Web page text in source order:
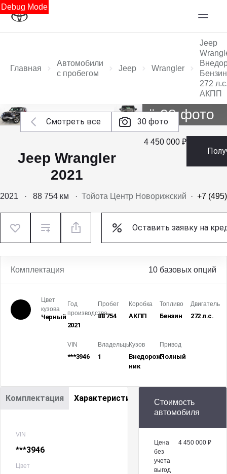
Debug Mode
Главная
Автомобили
с пробегом
Jeep Wrangler
Jeep
272
АКПП
Смотреть все 30 фото
Ещё 28 фото
Jeep Wrangler
2021
4 450 000 ₽
2021 · 88 754 км · Тойота Центр Новорижский · +7
Оставить заявку на
Комплектация 10 базовых опций
Цвет
кузова
Черный
Год
производства
2021
Пробег
88 754
Коробка
АКПП
Топливо
Бензин
Двигатель
272 л.с.
VIN
***3946
Владельцы
1
Кузов
Внедорож­
ник
Привод
Полный
Комплектация Характеристики
VIN
***3946
Цвет
Стоимость
автомобиля
Цена
без
учета
выгод
4 450 000 ₽